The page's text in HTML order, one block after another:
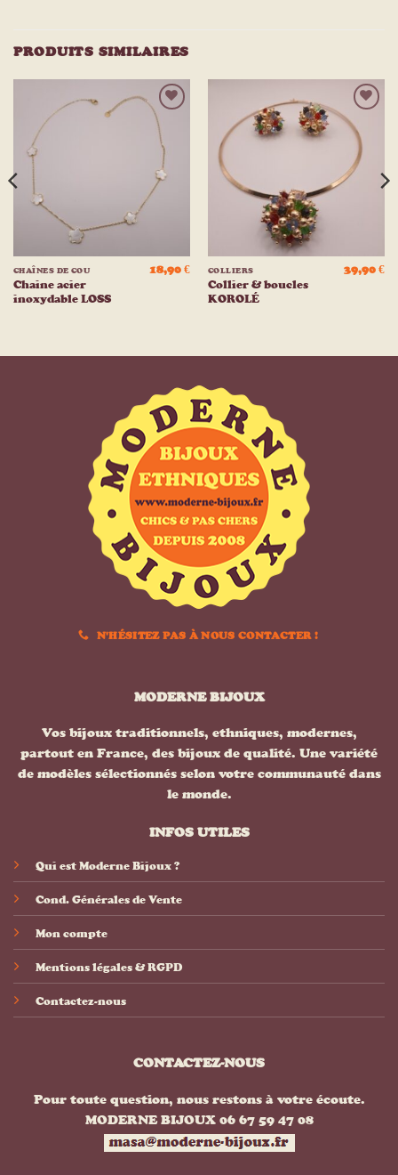
PRODUITS SIMILAIRES
Ajouter
à la
liste
d’envies
CHAÎNES DE COU
Chaine acier
inoxydable LOSS
18,90€
Ajouter
à la
liste
d’envies
COLLIERS
Collier & boucles
KOROLÉ
39,90€
N'HÉSITEZ PAS À NOUS CONTACTER !
MODERNE BIJOUX
Vos bijoux traditionnels, ethniques, modernes,
partout en France, des bijoux de qualité. Une variété
de modèles sélectionnés selon votre communauté dans
le monde.
INFOS UTILES
Qui est Moderne Bijoux ?
Cond. Générales de Vente
Mon compte
Mentions légales & RGPD
Contactez-nous
CONTACTEZ-NOUS
Pour toute question, nous restons à votre écoute.
MODERNE BIJOUX 06 67 59 47 08